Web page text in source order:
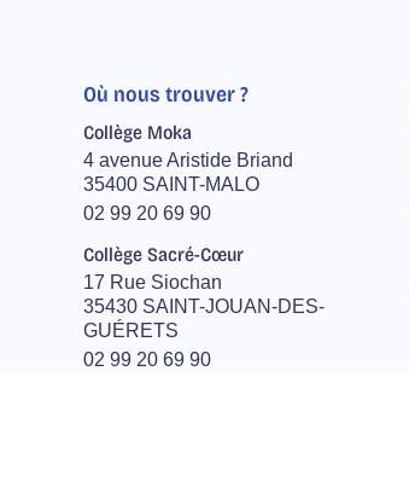
Où nous trouver ?
Collège Moka
4 avenue Aristide Briand
35400 SAINT-MALO
02 99 20 69 90
Collège Sacré-Cœur
17 Rue Siochan
35430 SAINT-JOUAN-DES-
GUÉRETS
02 99 20 69 90